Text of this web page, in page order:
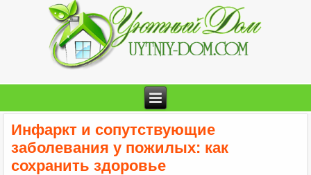
Инфаркт и сопутствующие
заболевания у пожилых: как
сохранить здоровье